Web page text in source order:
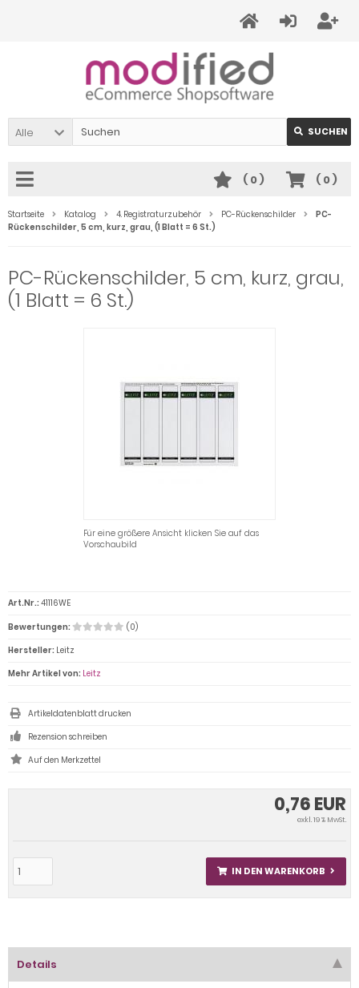
Alle SUCHEN
( 0)
( 0)
Startseite Katalog 4. Registraturzubehör PC-Rückenschilder
PC-
Rückenschilder, 5 cm, kurz, grau, (1 Blatt = 6 St.)
PC-Rückenschilder, 5 cm, kurz, grau,
(1 Blatt = 6 St.)
Für eine größere Ansicht klicken Sie auf das
Vorschaubild
0,76 EUR
exkl. 19 % MwSt.
IN DEN WARENKORB
Art.Nr.: 41116WE
Bewertungen:
(0)
Hersteller: Leitz
Mehr Artikel von: Leitz
Artikeldatenblatt drucken
Rezension schreiben
Details